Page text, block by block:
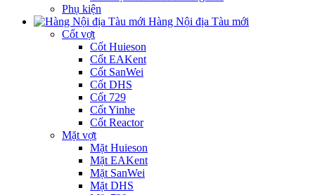
Phụ kiện
Hàng Nội địa Tàu mới
Cốt vợt
Cốt Huieson
Cốt EAKent
Cốt SanWei
Cốt DHS
Cốt 729
Cốt Yinhe
Cốt Reactor
Mặt vợt
Mặt Huieson
Mặt EAKent
Mặt SanWei
Mặt DHS